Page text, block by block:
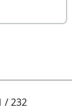
き、「音
でした
/ 232